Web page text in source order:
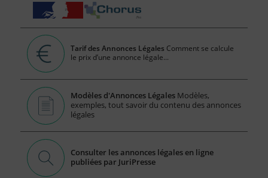
Tarif des Annonces Légales Comment se calcule
le prix d’une annonce légale...
Modèles d'Annonces Légales Modèles,
exemples, tout savoir du contenu des annonces
légales
Consulter les annonces légales en ligne
publiées par JuriPresse